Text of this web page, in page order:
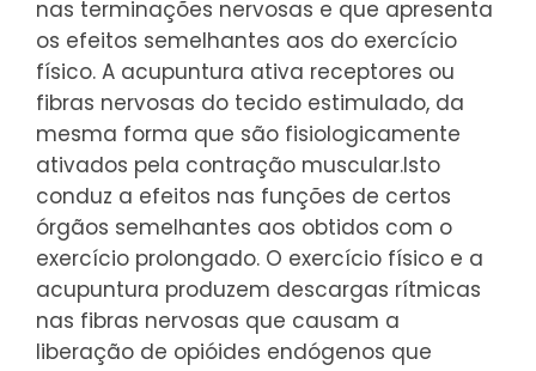
nas terminações nervosas e que apresenta
os efeitos semelhantes aos do exercício
físico. A acupuntura ativa receptores ou
fibras nervosas do tecido estimulado, da
mesma forma que são fisiologicamente
ativados pela contração muscular.Isto
conduz a efeitos nas funções de certos
órgãos semelhantes aos obtidos com o
exercício prolongado. O exercício físico e a
acupuntura produzem descargas rítmicas
nas fibras nervosas que causam a
liberação de opióides endógenos que